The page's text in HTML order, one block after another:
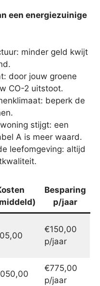
een energiezuinige
minder geld kwijt
door jouw groene
CO-2 uitstoot.
beperk de
stijgt: een
A is meer waard.
leefomgeving: altijd
Besparing
p/jaar
€150,00
p/jaar
€775,00
p/jaar